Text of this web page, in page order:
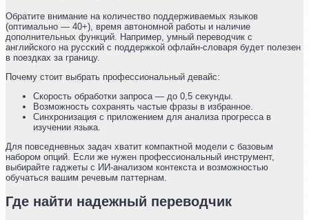
Обратите внимание на количество поддерживаемых языков
(оптимально — 40+), время автономной работы и наличие
дополнительных функций. Например, умный переводчик с
английского на русский с поддержкой офлайн-словаря будет полезен
в поездках за границу.
Почему стоит выбрать профессиональный девайс:
Скорость обработки запроса — до 0,5 секунды.
Возможность сохранять частые фразы в избранное.
Синхронизация с приложением для анализа прогресса в
изучении языка.
Для повседневных задач хватит компактной модели с базовым
набором опций. Если же нужен профессиональный инструмент,
выбирайте гаджеты с ИИ-анализом контекста и возможностью
обучаться вашим речевым паттернам.
Где найти надежный переводчик